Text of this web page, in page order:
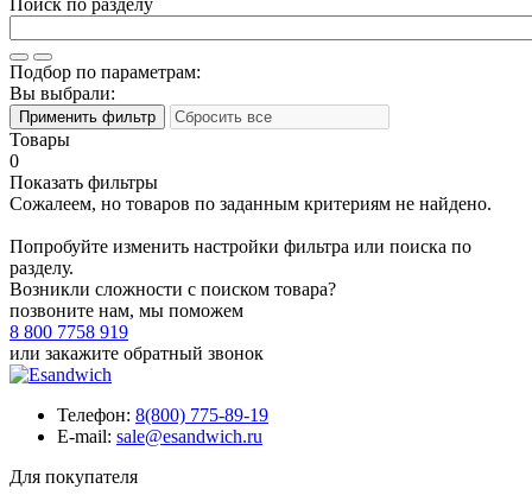
Подбор по параметрам:
Вы выбрали:
Товары
0
Показать фильтры
Сожалеем, но товаров по заданным критериям не найдено.
Попробуйте изменить настройки фильтра или поиска по
разделу.
Возникли сложности с поиском товара?
позвоните нам, мы поможем
8 800 7758 919
или закажите обратный звонок
Телефон: 8(800) 775-89-19
E-mail: sale@esandwich.ru
Для покупателя